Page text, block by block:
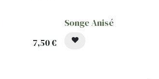
7,50€
Songe Anisé